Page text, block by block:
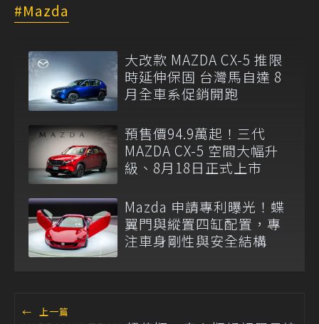
Mazda
大改款 MAZDA CX-5 推限
時延伸保固 台灣馬自達 8
月全車系促銷開跑
預售價94.9萬起！三代
MAZDA CX-5 空間大幅升
級、8月18日正式上市
Mazda 申請專利曝光！蝶
翼門與縱置四缸配置，專
注車身剛性與安全結構
← 上一篇